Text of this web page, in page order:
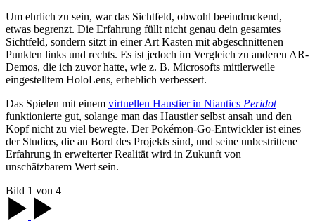
Um ehrlich zu sein, war das Sichtfeld, obwohl beeindruckend,
etwas begrenzt. Die Erfahrung füllt nicht genau dein gesamtes
Sichtfeld, sondern sitzt in einer Art Kasten mit abgeschnittenen
Punkten links und rechts. Es ist jedoch im Vergleich zu anderen AR-
Demos, die ich zuvor hatte, wie z. B. Microsofts mittlerweile
eingestelltem HoloLens, erheblich verbessert.
Das Spielen mit einem virtuellen Haustier in Niantics Peridot
funktionierte gut, solange man das Haustier selbst ansah und den
Kopf nicht zu viel bewegte. Der Pokémon-Go-Entwickler ist eines
der Studios, die an Bord des Projekts sind, und seine unbestrittene
Erfahrung in erweiterter Realität wird in Zukunft von
unschätzbarem Wert sein.
Bild 1 von 4